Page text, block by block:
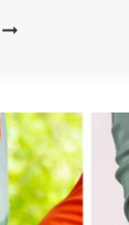
”SLÄPP
STUDIE
VISAR
ATT